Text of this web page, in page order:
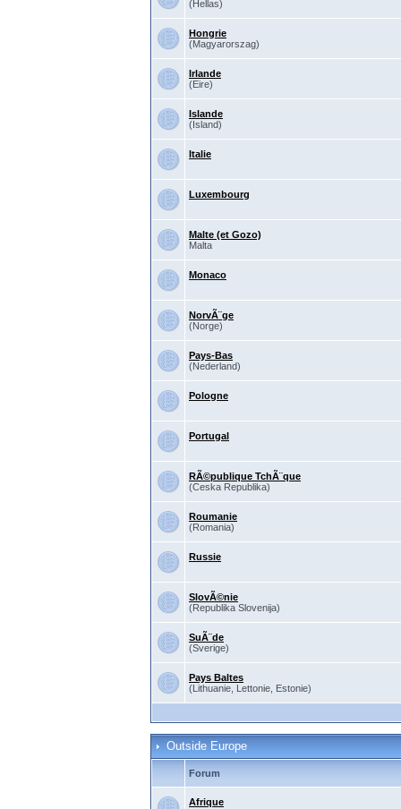
(Hellas)
Hongrie
(Magyarorszag)
Irlande
(Eire)
Islande
(Island)
Italie
Luxembourg
Malte (et Gozo)
Malta
Monaco
NorvÃ¨ge
(Norge)
Pays-Bas
(Nederland)
Pologne
Portugal
RÃ©publique TchÃ¨que
(Ceska Republika)
Roumanie
(Romania)
Russie
SlovÃ©nie
(Republika Slovenija)
SuÃ¨de
(Sverige)
Pays Baltes
(Lithuanie, Lettonie, Estonie)
Outside Europe
Forum
Afrique